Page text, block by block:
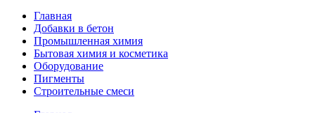
Главная
Добавки в бетон
Промышленная химия
Бытовая химия и косметика
Оборудование
Пигменты
Строительные смеси